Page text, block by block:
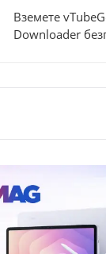
Вземете
Downloader